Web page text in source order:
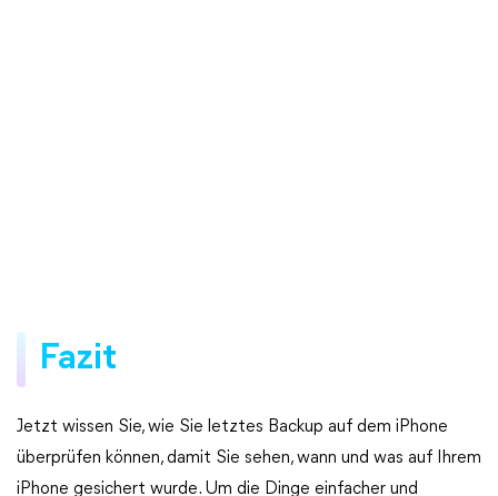
Fazit
Jetzt wissen Sie, wie Sie letztes Backup auf dem iPhone
überprüfen können, damit Sie sehen, wann und was auf Ihrem
iPhone gesichert wurde. Um die Dinge einfacher und